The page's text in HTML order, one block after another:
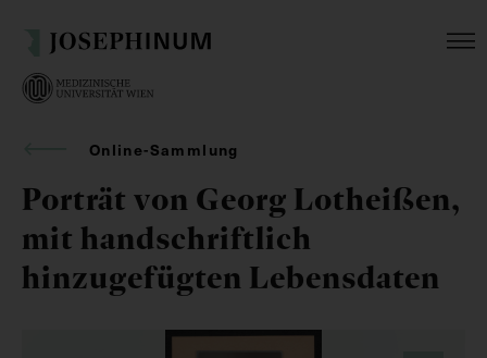
Online-Sammlung
Porträt von Georg Lotheißen,
mit handschriftlich
hinzugefügten Lebensdaten